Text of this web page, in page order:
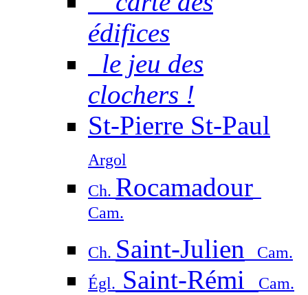
édifices
le jeu des
clochers !
St-Pierre St-Paul
Argol
Ch. Rocamadour
Cam.
Ch. Saint-Julien Cam.
Égl. Saint-Rémi
Cam.